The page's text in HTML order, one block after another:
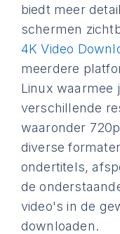
biedt meer
schermen
4K Video
meerdere
Linux waarmee
verschillende
waaronder
diverse
ondertitels,
de
video's in de
downloaden.